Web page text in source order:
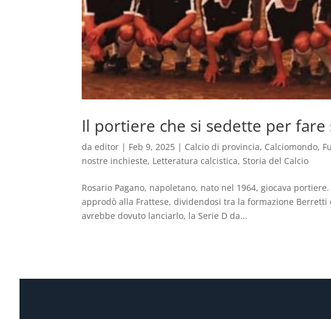
Il portiere che si sedette per fare
daeditor | Feb 9, 2025 | Calcio di provincia, Calciomondo,
nostre inchieste, Letteratura calcistica,Storia del Calcio
Rosario Pagano, napoletano, nato nel 1964, giocava
approdò alla Frattese, dividendosi tra la formazione
avrebbe dovuto lanciarlo, la Serie D da...